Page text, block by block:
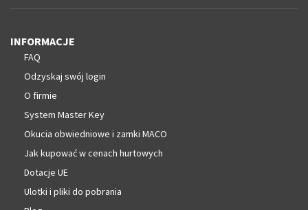
INFORMACJE
FAQ
Odzyskaj swój login
O firmie
System Master Key
Okucia obwiedniowe i zamki MACO
Jak kupować w cenach hurtowych
Dotacje UE
Ulotki i pliki do pobrania